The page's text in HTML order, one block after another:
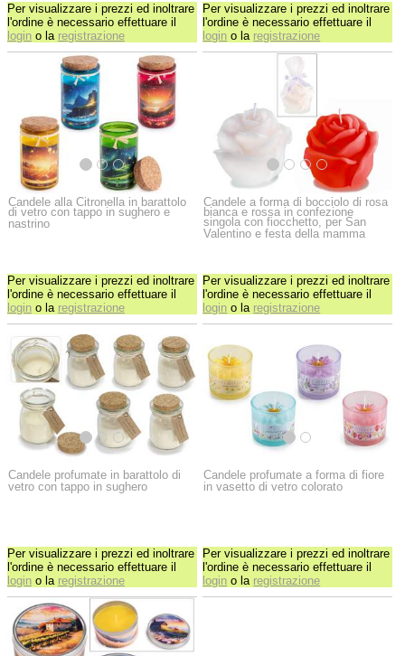
Per visualizzare i prezzi ed inoltrare
l'ordine è necessario effettuare il
login o la registrazione
Per visualizzare i prezzi ed inoltrare
l'ordine è necessario effettuare il
login o la registrazione
Candele alla Citronella in barattolo
di vetro con tappo in sughero e
nastrino
Per visualizzare i prezzi ed inoltrare
l'ordine è necessario effettuare il
login o la registrazione
Candele a forma di bocciolo di rosa
bianca e rossa in confezione
singola con fiocchetto, per San
Valentino e festa della mamma
Per visualizzare i prezzi ed inoltrare
l'ordine è necessario effettuare il
login o la registrazione
Candele profumate in barattolo di
vetro con tappo in sughero
Per visualizzare i prezzi ed inoltrare
l'ordine è necessario effettuare il
login o la registrazione
Candele profumate a forma di fiore
in vasetto di vetro colorato
Per visualizzare i prezzi ed inoltrare
l'ordine è necessario effettuare il
login o la registrazione